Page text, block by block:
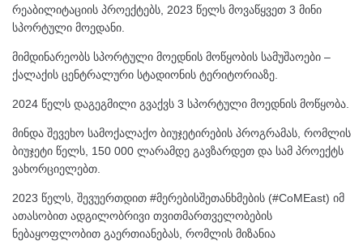
რეაბილიტაციის პროექტებს, 2023 წელს მოვაწყვეთ 3 მინი
სპორტული მოედანი.
მიმდინარეობს სპორტული მოედნის მოწყობის სამუშაოები –
ქალაქის ცენტრალური სტადიონის ტერიტორიაზე.
2024 წელს დაგეგმილი გვაქვს 3 სპორტული მოედნის მოწყობა.
მინდა შევეხო სამოქალაქო ბიუჯეტირების პროგრამას, რომლის
ბიუჯეტი წელს, 150 000 ლარამდე გავზარდეთ და სამ პროექტს
ვახორციელებთ.
2023 წელს, შევუერთდით #მერებისშეთანხმების (#CoMEast) იმ
ათასობით ადგილობრივი თვითმართველობების
ნებაყოფლობით გაერთიანებას, რომლის მიზანია